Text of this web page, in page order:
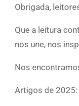
Obrigada,
Que a leitura
nos une, nos
Nos
Artigos de 2025: